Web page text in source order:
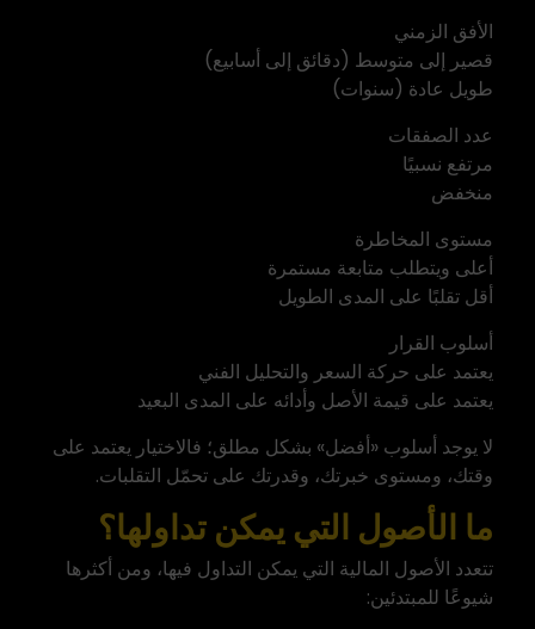
الأفق الزمني
قصير إلى متوسط (دقائق إلى أسابيع)
طويل عادة (سنوات)
عدد الصفقات
مرتفع نسبيًا
منخفض
مستوى المخاطرة
أعلى ويتطلب متابعة مستمرة
أقل تقلبًا على المدى الطويل
أسلوب القرار
يعتمد على حركة السعر والتحليل الفني
يعتمد على قيمة الأصل وأدائه على المدى البعيد
لا يوجد أسلوب «أفضل» بشكل مطلق؛ فالاختيار يعتمد على
وقتك، ومستوى خبرتك، وقدرتك على تحمّل التقلبات.
ما الأصول التي يمكن تداولها؟
تتعدد الأصول المالية التي يمكن التداول فيها، ومن أكثرها
شيوعًا للمبتدئين: